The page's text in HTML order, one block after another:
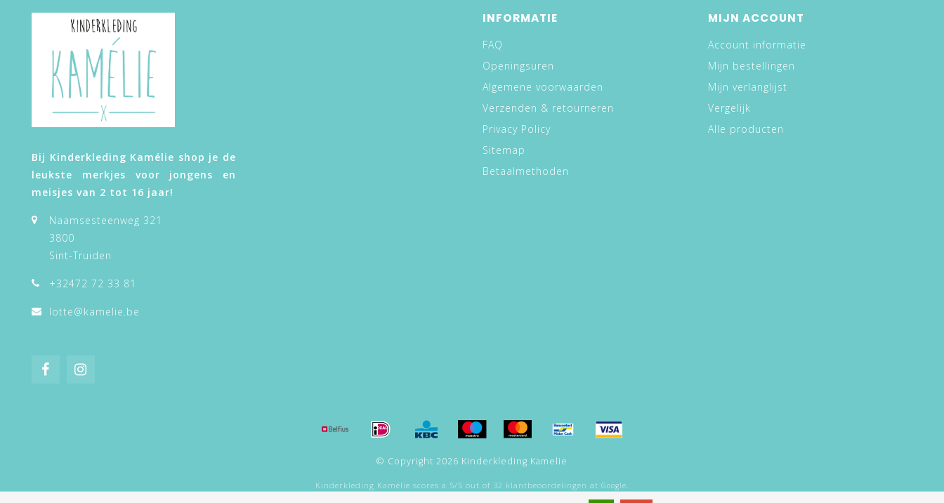
Bij Kinderkleding Kamélie shop je de
leukste merkjes voor jongens en
meisjes van 2 tot 16 jaar!
Naamsesteenweg 321
3800
Sint-Truiden
+32472 72 33 81
lotte@kamelie.be
INFORMATIE
FAQ
Openingsuren
Algemene voorwaarden
Verzenden & retourneren
Privacy Policy
Sitemap
Betaalmethoden
MIJN ACCOUNT
Account informatie
Mijn bestellingen
Mijn verlanglijst
Vergelijk
Alle producten
© Copyright 2026 Kinderkleding Kamelie
Kinderkleding Kamélie scores a 5/5 out of 32 klantbeoordelingen at Google.